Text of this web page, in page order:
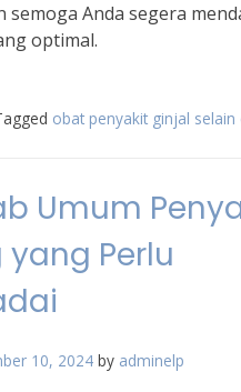
semoga Anda segera
optimal.
obat penyakit ginjal selain
Umum
Perlu
10, 2024 by adminelp